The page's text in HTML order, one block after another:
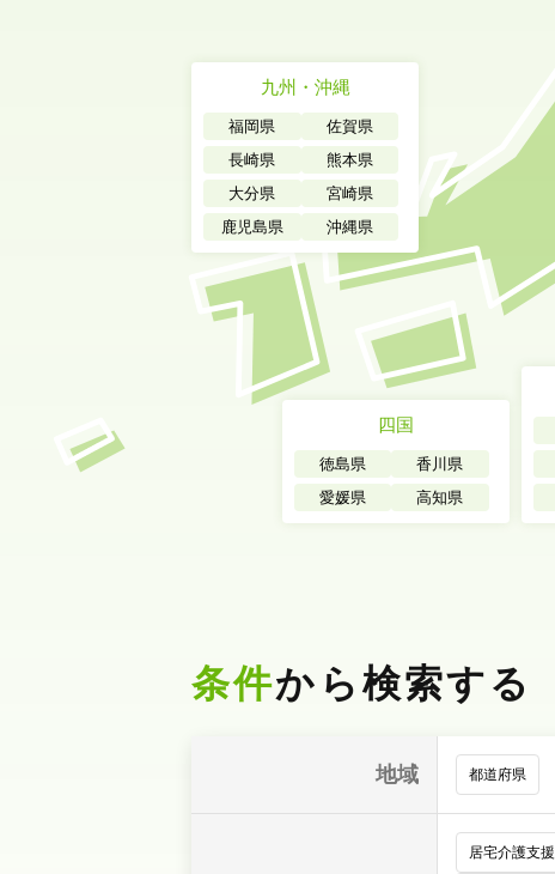
四国
徳島県
香川県
愛媛県
高知県
九州・沖縄
福岡県
佐賀県
長崎県
熊本県
大分県
宮崎県
鹿児島県
沖縄県
条件から検索する
地域
居宅介護支援